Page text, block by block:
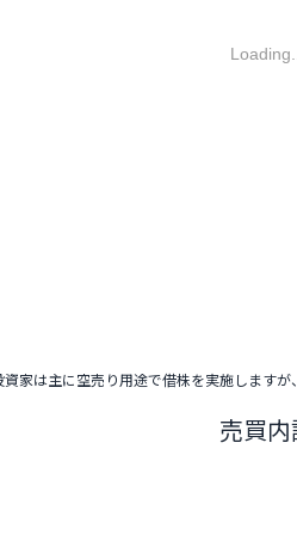
Loading...
家は主に空売り用途で借株を実施します
売買